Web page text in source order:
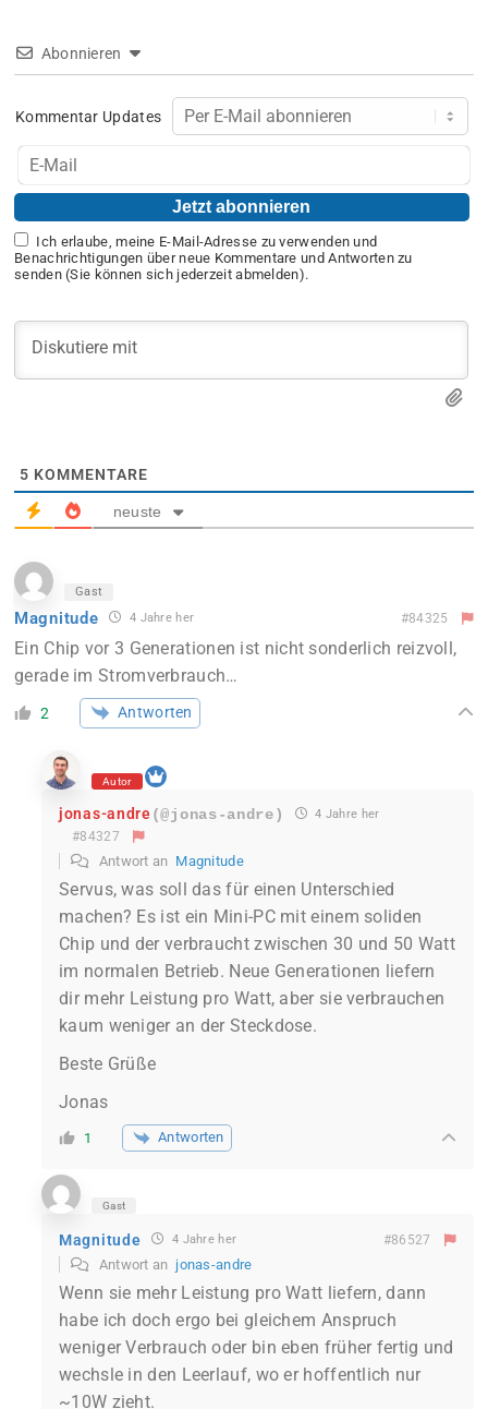
Abonnieren
Kommentar Updates
Ich erlaube, meine E-Mail-Adresse zu verwenden und
Benachrichtigungen über neue Kommentare und Antworten zu
senden (Sie können sich jederzeit abmelden).
5 KOMMENTARE
neuste
Gast
Magnitude 4 Jahre her #84325
Ein Chip vor 3 Generationen ist nicht sonderlich reizvoll,
gerade im Stromverbrauch…
2 Antworten
Autor
jonas-andre(@jonas-andre) 4 Jahre her
#84327
Antwort an Magnitude
Servus, was soll das für einen Unterschied
machen? Es ist ein Mini-PC mit einem soliden
Chip und der verbraucht zwischen 30 und 50 Watt
im normalen Betrieb. Neue Generationen liefern
dir mehr Leistung pro Watt, aber sie verbrauchen
kaum weniger an der Steckdose.
Beste Grüße
Jonas
1 Antworten
Gast
Magnitude 4 Jahre her #86527
Antwort an jonas-andre
Wenn sie mehr Leistung pro Watt liefern, dann
habe ich doch ergo bei gleichem Anspruch
weniger Verbrauch oder bin eben früher fertig und
wechsle in den Leerlauf, wo er hoffentlich nur
~10W zieht.